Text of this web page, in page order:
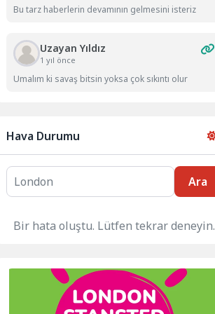
Bu tarz haberlerin devamının gelmesini isteriz
Uzayan Yıldız
1 yıl önce
Umalım ki savaş bitsin yoksa çok sıkıntı olur
Hava Durumu
Ara
Bir hata oluştu. Lütfen tekrar deneyin.